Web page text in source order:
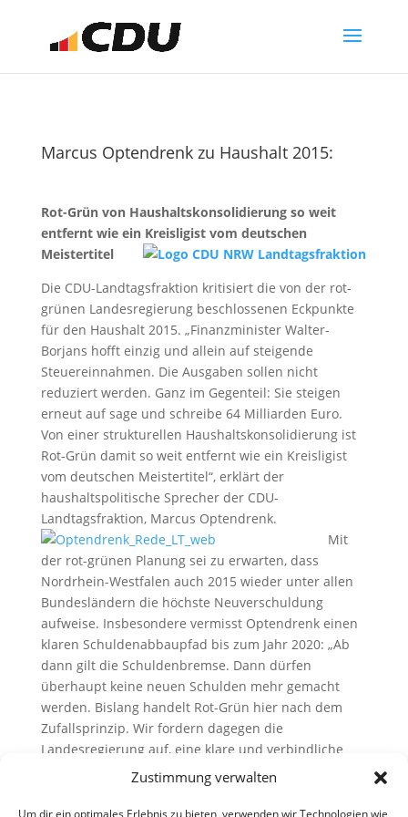
Zustimmung verwalten
Um dir ein optimales Erlebnis zu bieten, verwenden wir Technologien wie
Marcus Optendrenk zu Haushalt 2015:
Rot-Grün von Haushaltskonsolidierung so weit
entfernt wie ein Kreisligist vom deutschen
Meistertitel
Die CDU-Landtagsfraktion kritisiert die von der rot-
grünen Landesregierung beschlossenen Eckpunkte
für den Haushalt 2015. „Finanzminister Walter-
Borjans hofft einzig und allein auf steigende
Steuereinnahmen. Die Ausgaben sollen nicht
reduziert werden. Ganz im Gegenteil: Sie steigen
erneut auf sage und schreibe 64 Milliarden Euro.
Von einer strukturellen Haushaltskonsolidierung ist
Rot-Grün damit so weit entfernt wie ein Kreisligist
vom deutschen Meistertitel“, erklärt der
haushaltspolitische Sprecher der CDU-
Landtagsfraktion, Marcus Optendrenk.
Mit
der rot-grünen Planung sei zu erwarten, dass
Nordrhein-Westfalen auch 2015 wieder unter allen
Bundesländern die höchste Neuverschuldung
aufweise. Insbesondere vermisst Optendrenk einen
klaren Schuldenabbaupfad bis zum Jahr 2020: „Ab
dann gilt die Schuldenbremse. Dann dürfen
überhaupt keine neuen Schulden mehr gemacht
werden. Bislang handelt Rot-Grün hier nach dem
Zufallsprinzip. Wir fordern dagegen die
Landesregierung auf, eine klare und verbindliche
Finanzplanung bis zum Jahr 2020 vorzulegen. Das
lehnt sie bislang jedoch kategorisch ab – offenbar
weil ihr jegliche Idee fehlt, wie sie die